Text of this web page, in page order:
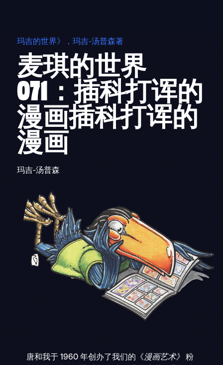
玛吉的世界》，玛吉-汤普森著
麦琪的世界
071：插科打诨的
漫画插科打诨的
漫画
玛吉-汤普森
唐和我于 1960 年创办了我们的《漫画艺术》 粉